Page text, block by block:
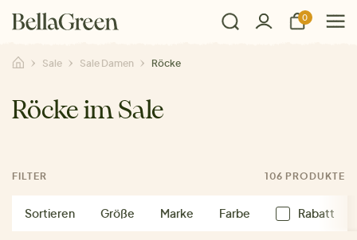
0
Sale Sale Damen Röcke
Röcke im Sale
FILTER 106 PRODUKTE
Sortieren Größe Marke Farbe Rabatt